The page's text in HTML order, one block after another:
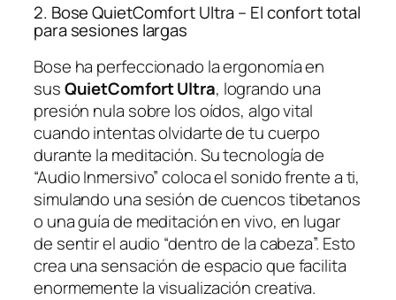
2. Bose QuietComfort Ultra – El confort total
para sesiones largas
Bose ha perfeccionado la ergonomía en
susQuietComfort Ultra, logrando una
presión nula sobre los oídos, algo vital
cuando intentas olvidarte de tu cuerpo
durante la meditación. Su tecnología de
“Audio Inmersivo” coloca el sonido frente a ti,
simulando una sesión de cuencos tibetanos
o una guía de meditación en vivo, en lugar
de sentir el audio “dentro de la cabeza”. Esto
crea una sensación de espacio que facilita
enormemente la visualización creativa.